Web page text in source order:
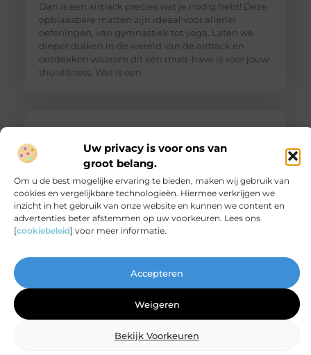
Uw privacy is voor ons van
groot belang.
Om u de best mogelijke ervaring te bieden, maken wij gebruik van
cookies en vergelijkbare technologieën. Hiermee verkrijgen we
inzicht in het gebruik van onze website en kunnen we content en
advertenties beter afstemmen op uw voorkeuren. Lees ons
[cookiebeleid] voor meer informatie.
Accepteren
Weigeren
Bekijk Voorkeuren
Dan is een airtrack precies wat je nodig hebt! Deze
opblaasbare matten zijn ideaal voor allerlei
oefeningen, van gymnastiek tot yoga. Laten we
dieper duiken in de wereld van de airtrack en
ontdekken waarom dit een must-have is voor jouw
thuisfitness. Wat is een
De ultieme bestemming voor Real Madrid
Ben jij een diehard Real Madrid fan? Dan wil je
natuurlijk niets liever dan je passie voor deze
legendarische club laten zien. Of het nu gaat om
unieke gadget, jouw favoriete online winkel heeft